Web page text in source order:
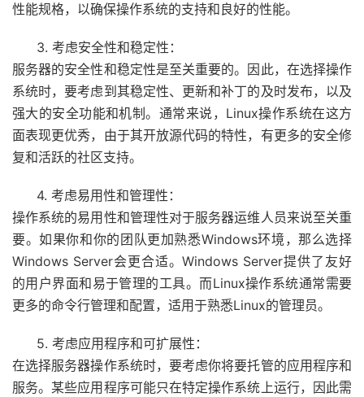
性能规格，以确保操作系统的支持和良好的性能。
3. 考虑安全性和稳定性：
服务器的安全性和稳定性是至关重要的。因此，在选择操作
系统时，要考虑到其稳定性、更新和补丁的及时发布，以及
强大的安全功能和机制。通常来说，Linux操作系统在这方
面表现更优秀，由于其开放源代码的特性，有更多的安全修
复和活跃的社区支持。
4. 考虑易用性和管理性：
操作系统的易用性和管理性对于服务器运维人员来说至关重
要。如果你和你的团队更加熟悉Windows环境，那么选择
Windows Server会更合适。Windows Server提供了友好
的用户界面和易于管理的工具。而Linux操作系统通常需要
更多的命令行管理和配置，适用于熟悉Linux的管理员。
5. 考虑应用程序和可扩展性：
在选择服务器操作系统时，要考虑你将要托管的应用程序和
服务。某些应用程序可能只在特定操作系统上运行，因此需